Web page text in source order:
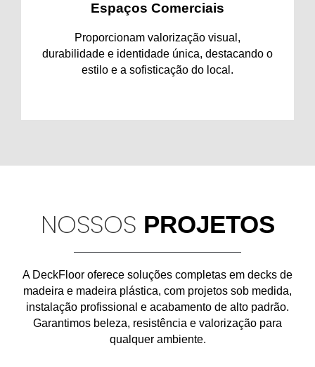
Espaços Comerciais
Proporcionam valorização visual,
durabilidade e identidade única, destacando o
estilo e a sofisticação do local.
NOSSOS PROJETOS
A DeckFloor oferece soluções completas em decks de
madeira e madeira plástica, com projetos sob medida,
instalação profissional e acabamento de alto padrão.
Garantimos beleza, resistência e valorização para
qualquer ambiente.